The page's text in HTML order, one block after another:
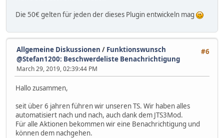
Die 50€ gelten für jeden der dieses Plugin entwickeln mag
#6
Allgemeine Diskussionen / Funktionswunsch
@Stefan1200: Beschwerdeliste Benachrichtigung
March 29, 2019, 02:39:44 PM
Hallo zusammen,
seit über 6 jahren führen wir unseren TS. Wir haben alles
automatisiert nach und nach, auch dank dem JTS3Mod.
Für alle Aktionen bekommen wir eine Benachrichtigung und
können dem nachgehen.